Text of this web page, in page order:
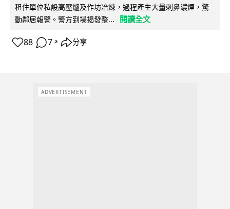
租住單位私設高壓爐及作坊冶煉，過程產生大量刺鼻濃煙，驚
動鄰居報警。警方到場揭發整...
閱讀全文
88 7 ↗ 分享
ADVERTISEMENT